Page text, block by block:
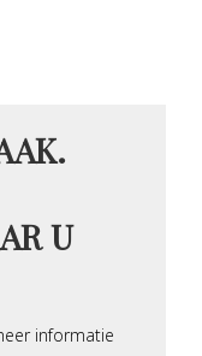
U
informatie